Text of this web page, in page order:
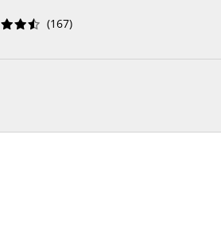



 (167)